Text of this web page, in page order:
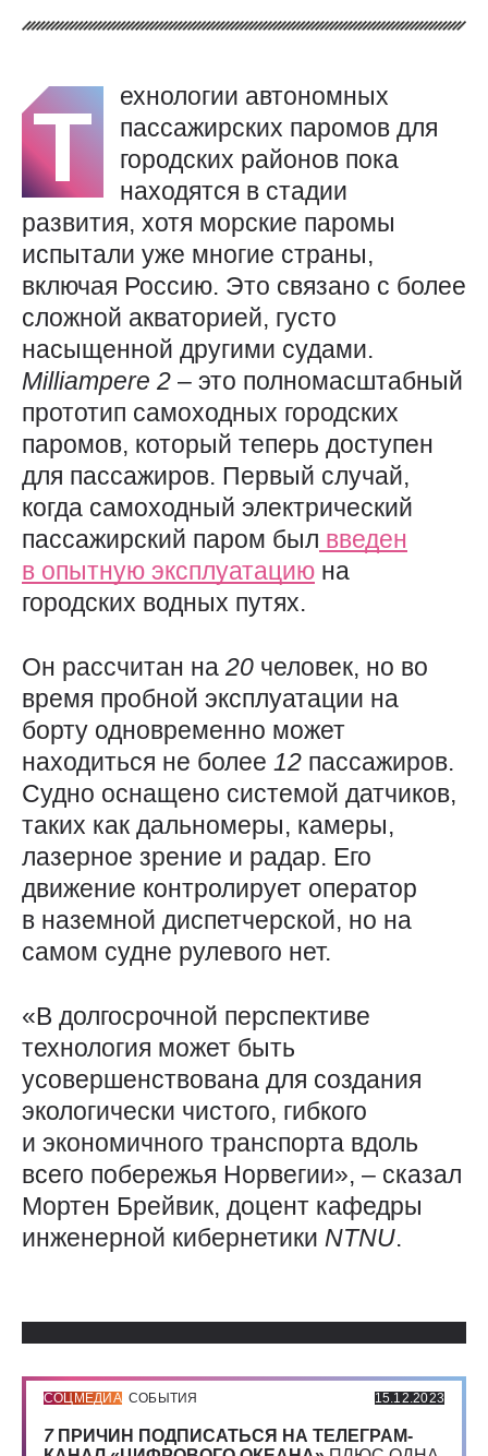
Т
ехнологии автономных
пассажирских паромов для
городских районов пока
находятся в стадии
развития, хотя морские паромы
испытали уже многие страны,
включая Россию. Это связано с более
сложной акваторией, густо
насыщенной другими судами.
Milliampere 2 – это полномасштабный
прототип самоходных городских
паромов, который теперь доступен
для пассажиров. Первый случай,
когда самоходный электрический
пассажирский паром был введен
в опытную эксплуатацию на
городских водных путях.
Он рассчитан на 20 человек, но во
время пробной эксплуатации на
борту одновременно может
находиться не более 12 пассажиров.
Судно оснащено системой датчиков,
таких как дальномеры, камеры,
лазерное зрение и радар. Его
движение контролирует оператор
в наземной диспетчерской, но на
самом судне рулевого нет.
«В долгосрочной перспективе
технология может быть
усовершенствована для создания
экологически чистого, гибкого
и экономичного транспорта вдоль
всего побережья Норвегии», – сказал
Мортен Брейвик, доцент кафедры
инженерной кибернетики NTNU.
СОЦМЕДИА СОБЫТИЯ 15.12.2023
7 ПРИЧИН ПОДПИСАТЬСЯ НА ТЕЛЕГРАМ-